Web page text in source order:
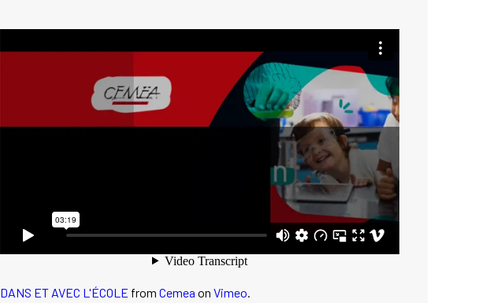
DANS ET AVEC L'ÉCOLE from Cemea on Vimeo.